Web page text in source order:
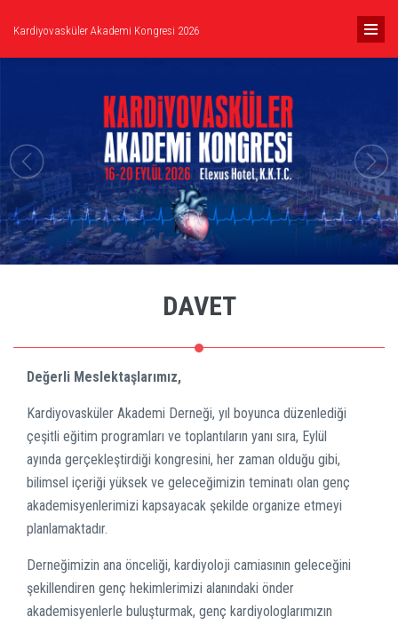
Kardiyovasküler Akademi Kongresi 2026
DAVET
Değerli Meslektaşlarımız,
Kardiyovasküler Akademi Derneği, yıl boyunca düzenlediği
çeşitli eğitim programları ve toplantıların yanı sıra, Eylül
ayında gerçekleştirdiği kongresini, her zaman olduğu gibi,
bilimsel içeriği yüksek ve geleceğimizin teminatı olan genç
akademisyenlerimizi kapsayacak şekilde organize etmeyi
planlamaktadır.
Derneğimizin ana önceliği, kardiyoloji camiasının geleceğini
şekillendiren genç hekimlerimizi alanındaki önder
akademisyenlerle buluşturmak, genç kardiyologlarımızın